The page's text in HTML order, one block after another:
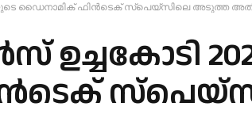
ഡൈനാമിക് ഫിൻടെക് സ്‌പെയ്‌സിലെ അടുത്ത